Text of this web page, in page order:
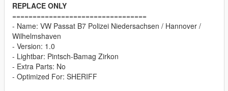
REPLACE ONLY
=================================
- Name: VW Passat B7 Polizei Niedersachsen / Hannover /
Wilhelmshaven
- Version: 1.0
- Lightbar: Pintsch-Bamag Zirkon
- Extra Parts: No
- Optimized For: SHERIFF